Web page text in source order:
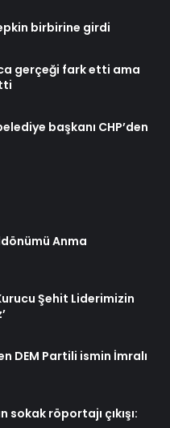
birbirine girdi
gerçeği fark etti ama
başkanı CHP’den
Anma
Şehit Liderimizin
DEM Partili ismin İmralı
sokak röportajı çıkışı: